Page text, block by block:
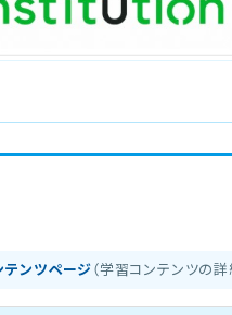
テンツページ （学習コンテンツの